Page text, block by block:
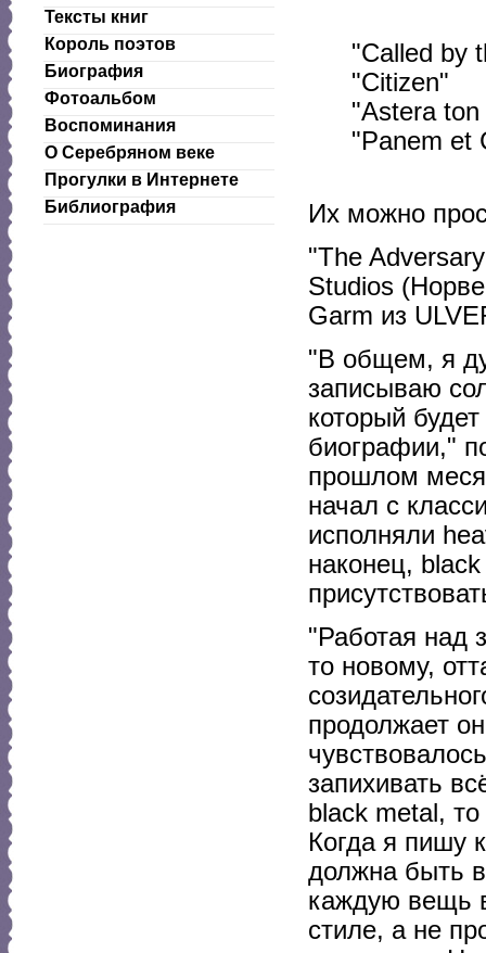
Тексты книг
Король поэтов
Биография
Фотоальбом
Воспоминания
О Серебряном веке
Прогулки в Интернете
Библиография
"Called by
"Citizen"
"Astera
"Panem et
Их можно
"The
Studios
Garm из
"В общем, я
записываю
который
биографии,"
прошлом
начал с
исполняли
наконец,
"Работая над
то новому,
продолжает
запихивать
black metal,
Когда я пишу
должна быть
каждую вещь
стиле, а не